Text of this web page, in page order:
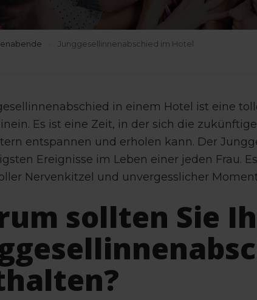
Junggesellinnenabschied im Hotel
in einem Hotel ist eine
Es ist eine Zeit, in der sich die
entspannen und erholen kann. Der
Ereignisse im Leben einer jeden Frau.
Nervenkitzel und unvergesslicher
sollten Sie